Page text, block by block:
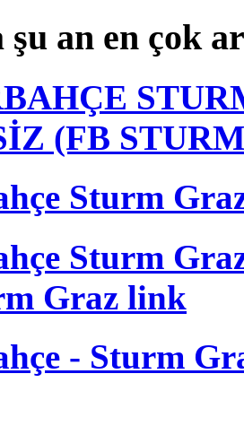
şu an en çok
(FB
Sturm
Sturm
Graz link
- Sturm